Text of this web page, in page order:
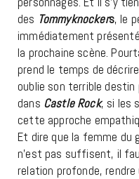
des Tommyknockers, le
immédiatement
la prochaine scène.
prend le temps de
oublie son terrible destin
dans Castle Rock, si les
cette approche
Et dire que la femme du
n’est pas suffisent, il
relation profonde,